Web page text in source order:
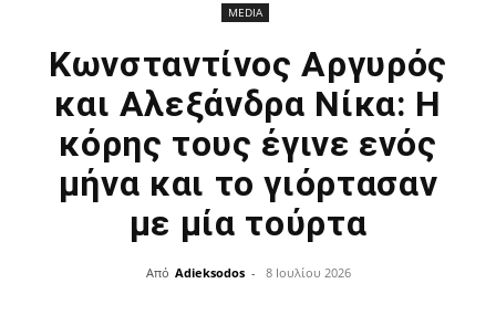
MEDIA
Κωνσταντίνος Αργυρός
και Aλεξάνδρα Νίκα: Η
κόρης τους έγινε ενός
μήνα και το γιόρτασαν
με μία τούρτα
Από Adieksodos - 8 Ιουλίου 2026